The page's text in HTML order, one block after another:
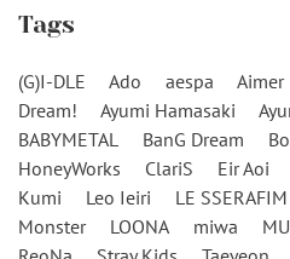
Tags
(G)I-DLE Ado aespa Aimer
Dream!
Ayumi Hamasaki
BABYMETAL
BanG Dream
HoneyWorks
ClariS Eir Aoi
Kumi
Leo Ieiri LE SSERAFIM
Monster
LOONA miwa